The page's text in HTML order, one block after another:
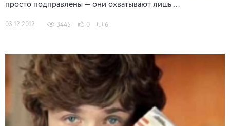
просто подправлены — они охватывают лишь …
03.12.2012 3445 0 6